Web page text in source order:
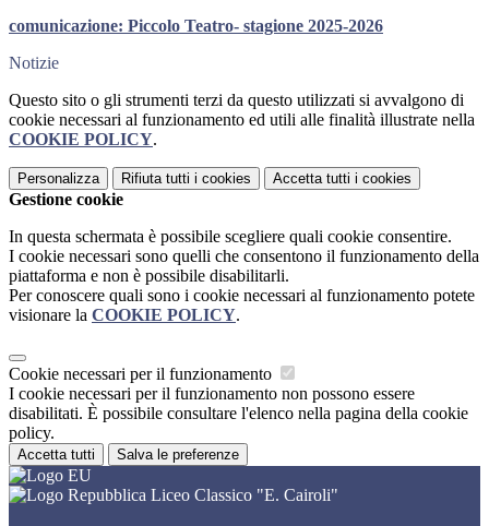
comunicazione: Piccolo Teatro- stagione 2025-2026
Notizie
Questo sito o gli strumenti terzi da questo utilizzati si avvalgono di
cookie necessari al funzionamento ed utili alle finalità illustrate nella
COOKIE POLICY.
Personalizza Rifiuta tutti i cookies Accetta tutti i cookies
Gestione cookie
In questa schermata è possibile scegliere quali cookie consentire.
I cookie necessari sono quelli che consentono il funzionamento della
piattaforma e non è possibile disabilitarli.
Per conoscere quali sono i cookie necessari al funzionamento potete
visionare la COOKIE POLICY.
Cookie necessari per il funzionamento
I cookie necessari per il funzionamento non possono essere
disabilitati. È possibile consultare l'elenco nella pagina della cookie
policy.
Accetta tutti Salva le preferenze
Liceo Classico "E. Cairoli"